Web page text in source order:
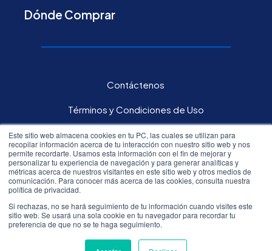
Este sitio web almacena cookies en tu PC, las cuales se utilizan para
recopilar información acerca de tu interacción con nuestro sitio web y nos
permite recordarte. Usamos esta información con el fin de mejorar y
personalizar tu experiencia de navegación y para generar analíticas y
métricas acerca de nuestros visitantes en este sitio web y otros medios de
comunicación. Para conocer más acerca de las cookies, consulta nuestra
política de privacidad.
Si rechazas, no se hará seguimiento de tu información cuando visites este
sitio web. Se usará una sola cookie en tu navegador para recordar tu
preferencia de que no se te haga seguimiento.
Dónde Comprar
Contáctenos
Términos y Condiciones de Uso
Política de privacidad
Carreras
Inversores
All rights reserved.©2026Resmed